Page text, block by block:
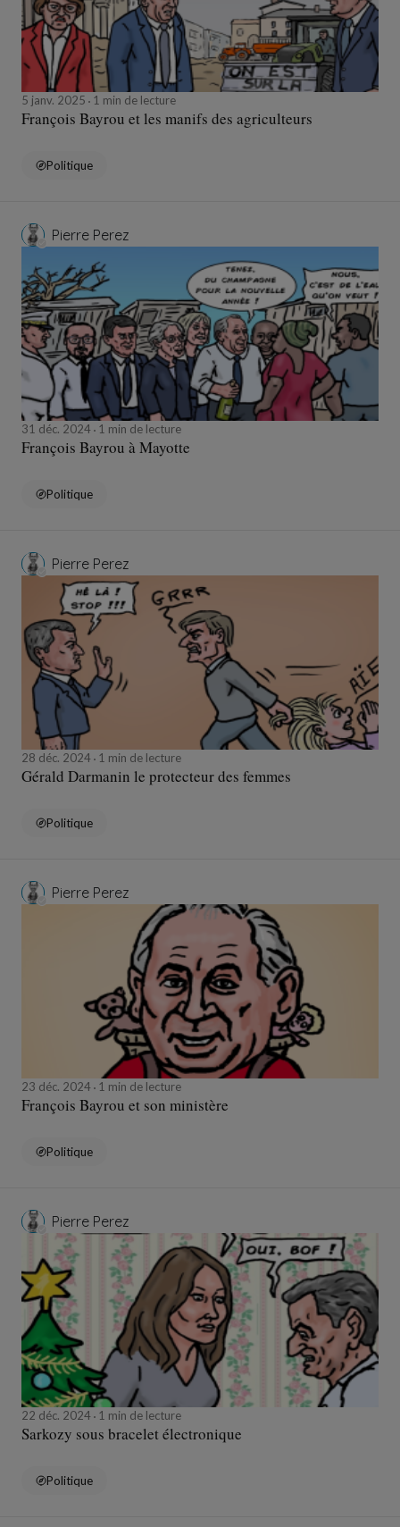
5 janv. 2025 1 min de lecture
François Bayrou et les manifs des agriculteurs
Politique
Pierre Perez
31 déc. 2024 1 min de lecture
François Bayrou à Mayotte
Politique
Pierre Perez
28 déc. 2024 1 min de lecture
Gérald Darmanin le protecteur des femmes
Politique
Pierre Perez
23 déc. 2024 1 min de lecture
François Bayrou et son ministère
Politique
Pierre Perez
22 déc. 2024 1 min de lecture
Sarkozy sous bracelet électronique
Politique